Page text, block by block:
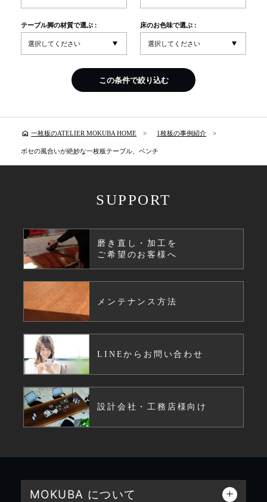
テーブル脚の材質で選ぶ : 床のお色味で選ぶ :
この条件で絞り込む
home 一枚板のATELIER MOKUBA HOME 1枚板の事例紹介
ボセの風合いが絶妙な一枚板テーブル、ベンチ
SUPPORT
磨き直し・加工を
ご希望のお客様へ
メンテナンス方法
LINEからお問い合わせ
設計会社・工務店様向け
MOKUBA について